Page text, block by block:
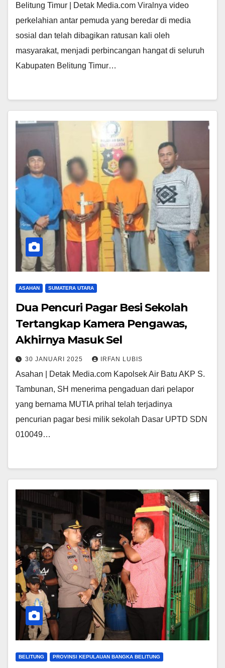
Belitung Timur | Detak Media.com Viralnya video
perkelahian antar pemuda yang beredar di media
sosial dan telah dibagikan ratusan kali oleh
masyarakat, menjadi perbincangan hangat di seluruh
Kabupaten Belitung Timur…
ASAHAN SUMATERA UTARA
Dua Pencuri Pagar Besi Sekolah
Tertangkap Kamera Pengawas,
Akhirnya Masuk Sel
30 JANUARI 2025 IRFAN LUBIS
Asahan | Detak Media.com Kapolsek Air Batu AKP S.
Tambunan, SH menerima pengaduan dari pelapor
yang bernama MUTIA prihal telah terjadinya
pencurian pagar besi milik sekolah Dasar UPTD SDN
010049…
BELITUNG PROVINSI KEPULAUAN BANGKA BELITUNG